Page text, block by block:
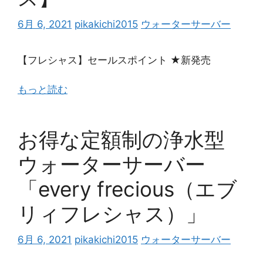
6月 6, 2021 pikakichi2015 ウォーターサーバー
【フレシャス】セールスポイント ★新発売
もっと読む
お得な定額制の浄水型
ウォーターサーバー
「every frecious（エブ
リィフレシャス）」
6月 6, 2021 pikakichi2015 ウォーターサーバー